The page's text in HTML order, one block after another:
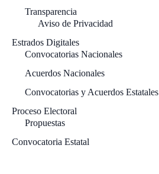
Transparencia
Aviso de Privacidad
Estrados Digitales
Convocatorias Nacionales
Acuerdos Nacionales
Convocatorias y Acuerdos Estatales
Proceso Electoral
Propuestas
Convocatoria Estatal